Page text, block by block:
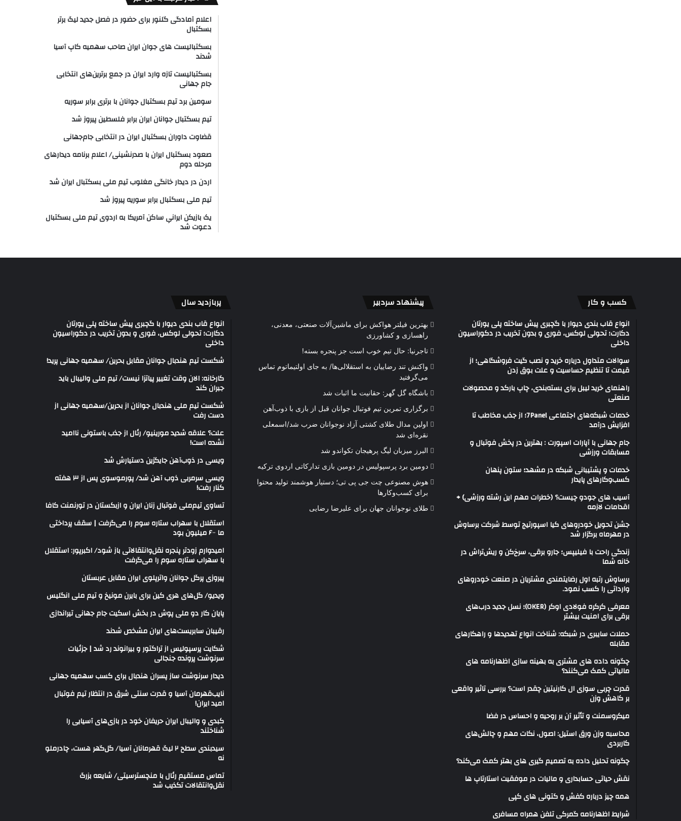
اعلام آمادگی گلنور برای حضور در فصل جدید لیگ برتر
بسکتبال
بسکتبالیست های جوان ایران صاحب سهمیه کاپ آسیا
شدند
بسکتبالیست تازه وارد ایران در جمع برترین‌های انتخابی
جام جهانی
سومین برد تیم بسکتبال جوانان با برتری برابر سوریه
تیم بسکتبال جوانان ایران برابر فلسطین پیروز شد
قضاوت داوران بسکتبال ایران در انتخابی جام‌جهانی
صعود بسکتبال ایران با صدرنشینی/ اعلام برنامه دیدارهای
مرحله دوم
اردن در دیدار خانگی مغلوب تیم ملی بسکتبال ایران شد
تیم ملی بسکتبال برابر سوریه پیروز شد
یک بازیکن ایرانیِ ساکن آمریکا به اردوی تیم ملی بسکتبال
دعوت شد
کسب و کار
انواع قاب بندی دیوار با گچبری پیش ساخته پلی یورتان
دکارت؛ تحولی لوکس، فوری و بدون تخریب در دکوراسیون
داخلی
سوالات متداول درباره خرید و نصب گیت فروشگاهی؛ از
قیمت تا تنظیم حساسیت و علت بوق زدن
راهنمای خرید لیبل برای بسته‌بندی، چاپ بارکد و محصولات
صنعتی
خدمات شبکه‌های اجتماعی 7Panel؛ از جذب مخاطب تا
افزایش درآمد
جام جهانی با آپارات اسپورت : بهترین در پخش فوتبال و
مسابقات ورزشی
خدمات و پشتیبانی شبکه در مشهد؛ ستون پنهان
کسب‌وکارهای پایدار
آسیب های جودو چیست؟ (خطرات مهم این رشته ورزشی) +
اقدامات لازمه
جشن تحویل خودروهای کیا اسپورتیج توسط شرکت برساوش
در مهرماه برگزار شد
زندگی راحت با فیلیپس؛ جارو برقی، سرخ‌کن و ریش‌تراش در
خانه شما
برساوش رتبه اول رضایتمندی مشتریان در صنعت خودروهای
وارداتی را کسب نمود.
معرفی کرکره فولادی اوکر (OKER)؛ نسل جدید درب‌های
برقی برای امنیت بیشتر
حملات سایبری در شبکه: شناخت انواع تهدیدها و راهکارهای
مقابله
چگونه داده های مشتری به بهینه سازی اظهارنامه های
مالیاتی کمک می‌کنند؟
قدرت چربی سوزی ال کارنیتین چقدر است؟ بررسی تاثیر واقعی
بر کاهش وزن
میکروسمنت و تأثیر آن بر روحیه و احساس در فضا
محاسبه وزن ورق استیل: اصول، نکات مهم و چالش‌های
کاربردی
چگونه تحلیل داده به تصمیم گیری های بهتر کمک می‌کند؟
نقش حیاتی حسابداری و مالیات در موفقیت استارتاپ ها
همه چیز درباره کفش و کتونی های کپی
شرایط اظهارنامه گمرکی تلفن همراه مسافری
پیشنهاد سردبیر
بهترین فیلتر هواکش برای ماشین‌آلات صنعتی، معدنی،
راهسازی و کشاورزی
تاجرنیا: حال تیم خوب است جز پنجره بسته!
واکنش تند رضاییان به استقلالی‌ها/ به جای اولتیماتوم تماس
می‌گرفتید
باشگاه گل گهر: حقانیت ما اثبات شد
برگزاری تمرین تیم فوتبال جوانان قبل از بازی با ذوب‌آهن
اولین مدال طلای کشتی آزاد نوجوانان ضرب شد/اسمعلی
نقره‌ای شد
البرز میزبان لیگ پرهیجان تکواندو شد
دومین برد پرسپولیس در دومین بازی تدارکاتی اردوی ترکیه
هوش مصنوعی چت جی پی تی؛ دستیار هوشمند تولید محتوا
برای کسب‌وکارها
طلای نوجوانان جهان برای علیرضا رضایی
پربازدید سال
انواع قاب بندی دیوار با گچبری پیش ساخته پلی یورتان
دکارت؛ تحولی لوکس، فوری و بدون تخریب در دکوراسیون
داخلی
شکست تیم هندبال جوانان مقابل بحرین/ سهمیه جهانی پرید!
کارخانه: الان وقت تغییر پیاتزا نیست/ تیم ملی والیبال باید
جبران کند
شکست تیم ملی هندبال جوانان از بحرین/سهمیه جهانی از
دست رفت
علت؟ علاقه شدید مورینیو/ رئال از جذب باستونی ناامید
نشده است!
ویسی در ذوب‌آهن جایگزین دستیارش شد
ویسی سرمربی ذوب آهن شد/ پورموسوی پس از ۳ هفته
کنار رفت!
تساوی تیم‌ملی فوتبال زنان ایران و ازبکستان در تورنمنت کافا
استقلال با سهراب ستاره سوم را می‌گرفت | سقف پرداختی
ما ۶۰۰ میلیون بود
امیدوارم زودتر پنجره نقل‌وانتقالاتی باز شود/ اکبرپور: استقلال
با سهراب ستاره سوم را می‌گرفت
پیروزی پرگل جوانان واترپلوی ایران مقابل عربستان
ویدیو/ گل‌های هری‌ کین برای بایرن مونیخ و تیم ملی انگلیس
پایان کار دو ملی پوش در بخش اسکیت جام جهانی تیراندازی
رقیبان سابریست‌های ایران مشخص شدند
شکایت پرسپولیس از تراکتور و بیرانوند رد شد | جزئیات
سرنوشت پرونده جنجالی
دیدار سرنوشت ساز پسران هندبال برای کسب سهمیه جهانی
نایب‌قهرمان آسیا و قدرت سنتی شرق در انتظار تیم فوتبال
امید ایران!
کبدی و والیبال ایران حریفان خود در بازی‌های آسیایی را
شناختند
سیدبندی سطح ۲ لیگ قهرمانان آسیا/ گل‌گهر هست، چادرملو
نه
تماس مستقیم رئال با منچسترسیتی/ شایعه بزرگ
نقل‌وانتقالات تکذیب شد